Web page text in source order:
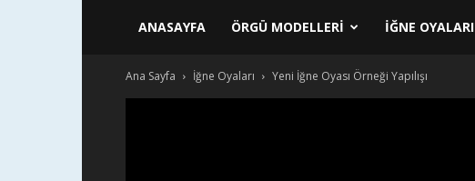
ANASAYFA ÖRGÜ MODELLERI İĞNE OYALARI
Ana Sayfa İğne Oyaları Yeni İğne Oyası Örneği Yapılışı